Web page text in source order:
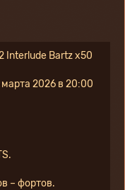
Interlude Bartz x50
2026 в 20:00
– фортов.